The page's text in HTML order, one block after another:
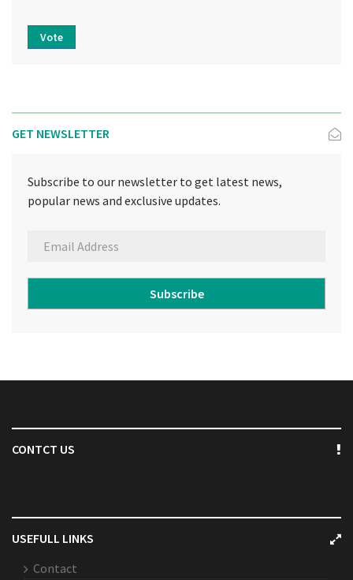
Vote
GET NEWSLETTER
Subscribe to our newsletter to get latest news,
popular news and exclusive updates.
Subscribe
CONTCT US
USEFULL LINKS
Contact